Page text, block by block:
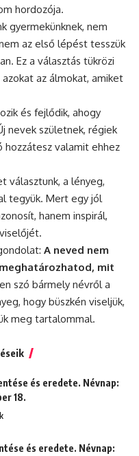
hordozója.
gyermekünknek, nem
az első lépést tesszük
Ez a választás tükrözi
az álmokat, amiket
és fejlődik, ahogy
nevek születnek, régiek
hozzátesz valamit ehhez
választunk, a lényeg,
tegyük. Mert egy jól
hanem inspirál,
A neved nem
mit
szó bármely névről a
hogy büszkén viseljük,
meg tartalommal.
és eredete. Névnap:
18.
és eredete. Névnap: